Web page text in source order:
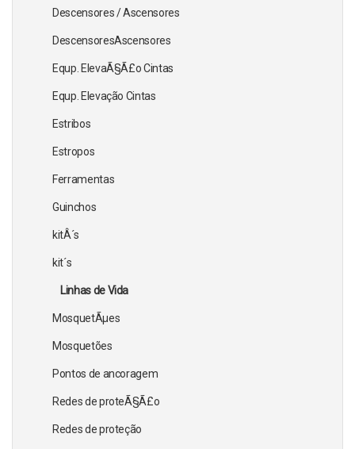
Descensores / Ascensores
DescensoresAscensores
Equp. ElevaÃ§Ã£o Cintas
Equp. Elevação Cintas
Estribos
Estropos
Ferramentas
Guinchos
kitÂ´s
kit´s
Linhas de Vida
MosquetÃµes
Mosquetões
Pontos de ancoragem
Redes de proteÃ§Ã£o
Redes de proteção